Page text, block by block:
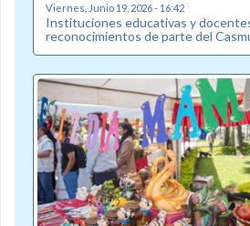
Viernes, Junio 19, 2026 - 16:42
Instituciones educativas y
reconocimientos de parte del